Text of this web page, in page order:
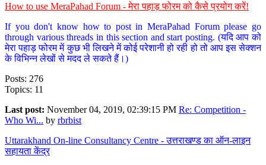
How to use MeraPahad Forum - मेरा पहाड़ फोरम को कैसे प्रयोग करें!
If you don't know how to post in MeraPahad Forum please go
through various threads in this section and start posting. (यदि आप को
मेरा पहाड़ फोरम में कुछ भी लिखने में कोई परेशानी हो रही हो तो आप इस सेक्शन
के विभिन्न लेखों से मदद ले सकते हैं।)
Posts: 276
Topics: 11
Last post: November 04, 2019, 02:39:15 PM Re: Competition -
Who Wi... by rbrbist
Uttarakhand On-line Consultancy Centre - उत्तराखण्ड का ऑन-लाइन
सहायता केंद्र